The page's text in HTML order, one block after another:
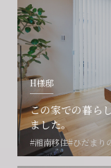
H様邸
この家での暮ら
ました。
#湘南移住#ひだまり